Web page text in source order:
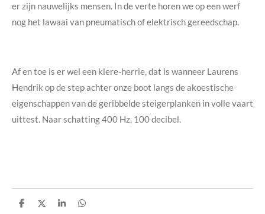
er zijn nauwelijks mensen. In de verte horen we op een werf
nog het lawaai van pneumatisch of elektrisch gereedschap.
Af en toe is er wel een klere-herrie, dat is wanneer Laurens
Hendrik op de step achter onze boot langs de akoestische
eigenschappen van de geribbelde steigerplanken in volle vaart
uittest. Naar schatting 400 Hz, 100 decibel.
D
D
S
D